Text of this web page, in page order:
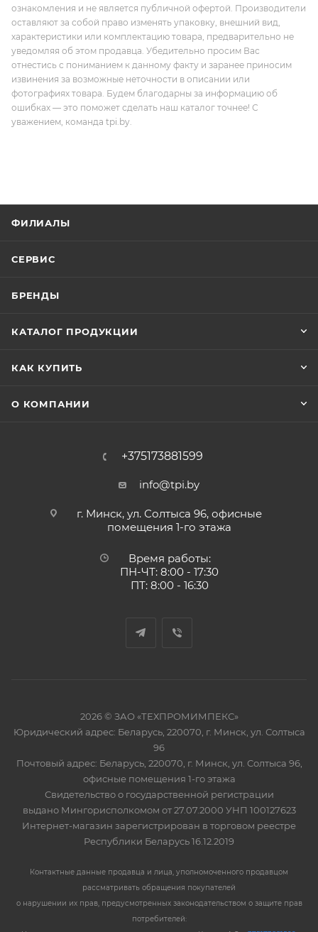
ознакомления и не является публичной офертой. Производители
оставляют за собой право изменять упаковку, внешний вид,
характеристики или комплектацию товара, предварительно не
уведомляя об этом продавца. Убедительно просим Вас
отнестись с пониманием к данному факту и заранее приносим
извинения за возможные неточности в описании или
фотографиях товара. Будем благодарны за информацию об
ошибках — это поможет сделать наш каталог точнее! С
уважением, команда tpi.by.
ФИЛИАЛЫ
СЕРВИС
БРЕНДЫ
КАТАЛОГ ПРОДУКЦИИ
КАК КУПИТЬ
О КОМПАНИИ
+375173881599
info@tpi.by
г. Минск, ул. Солтыса 96, офисные
помещения 1-го этажа
Время работы:
ПН-ЧТ: 8:00 - 17:30
ПТ: 8:00 - 16:30
2026 © ЗАО «ТЕХПРОМИМПЕКС»
Юридический адрес: Беларусь, 220070, г. Минск, ул. Солтыса
96
Почтовый адрес: Беларусь, 220070, г. Минск, ул. Солтыса 96,
офисные помещения 1-го этажа
Свидетельство о государственной регистрации
выдано Мингорисполкомом от 27.07.2000 УНП 100127623
Интернет-магазин зарегистрирован в торговом реестре
Республики Беларусь 16.12.2019
Контактные данные продавца и лица, уполномоченного продавцом
рассматривать обращения покупателей
о нарушении их прав, предусмотренных законодательством о защите прав
потребителей: